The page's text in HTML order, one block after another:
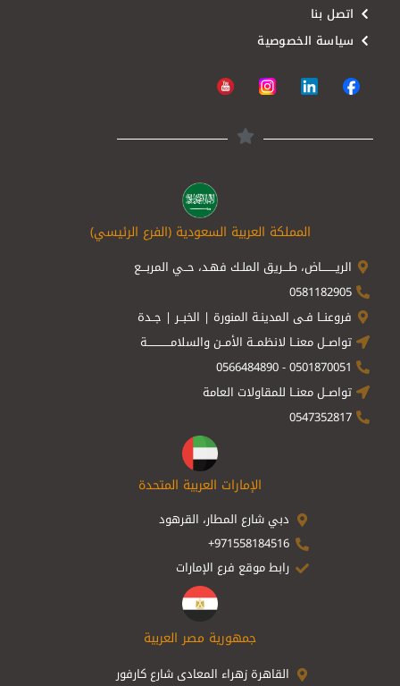
اتصل بنا
سياسة الخصوصية
المملكة العربية السعودية (الفرع الرئيسي)
الريــــــــاض، طـــريق الملـك فهـد، حــي المربـــع
0581182905
فروعنــا فـى المدينـة المنورة | الخبــر | جــدة
تواصــل معنــا لانظمــة الأمــن والسلامـــــــــــــة
0501870051 - 0566484890
تواصــل معنــا للمقاولات العامة
0547352817
الإمارات العربية المتحدة
دبي شارع المطار، القرهود
971558184516+
رابط موقع فرع الإمارات
جمهورية مصر العربية
القاهرة زهراء المعادى شارع كارفور